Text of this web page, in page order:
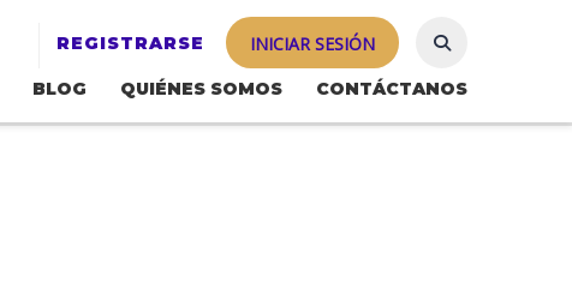
REGISTRARSE INICIAR SESIÓN
BLOG QUIÉNES SOMOS CONTÁCTANOS